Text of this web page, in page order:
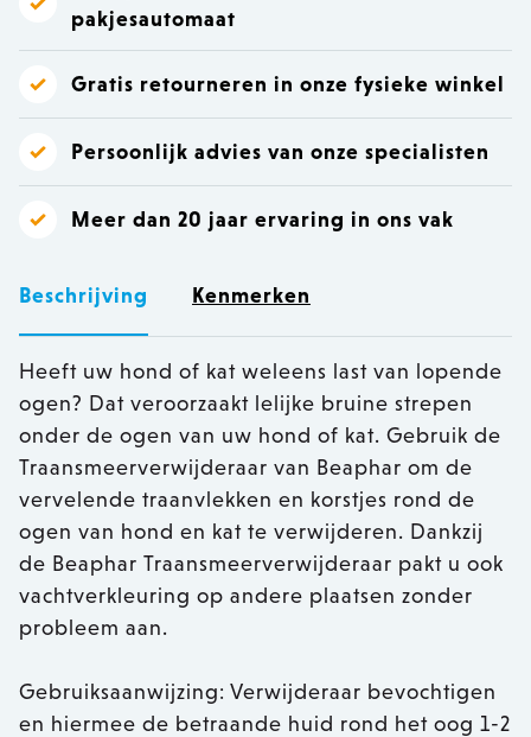
pakjesautomaat
Gratis retourneren in onze fysieke winkel
Persoonlijk advies van onze specialisten
Meer dan 20 jaar ervaring in ons vak
Beschrijving Kenmerken
Heeft uw hond of kat weleens last van lopende
ogen? Dat veroorzaakt lelijke bruine strepen
onder de ogen van uw hond of kat. Gebruik de
Traansmeerverwijderaar van Beaphar om de
vervelende traanvlekken en korstjes rond de
ogen van hond en kat te verwijderen. Dankzij
de Beaphar Traansmeerverwijderaar pakt u ook
vachtverkleuring op andere plaatsen zonder
probleem aan.
Gebruiksaanwijzing: Verwijderaar bevochtigen
en hiermee de betraande huid rond het oog 1-2